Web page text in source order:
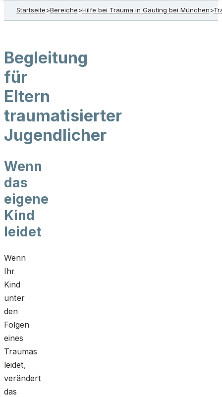
Startseite>Bereiche>Hilfe bei Trauma in Gauting bei München>
Begleitung
für
Eltern
traumatisierter
Jugendlicher
Wenn
das
eigene
Kind
leidet
Wenn
Ihr
Kind
unter
den
Folgen
eines
Traumas
leidet,
verändert
das